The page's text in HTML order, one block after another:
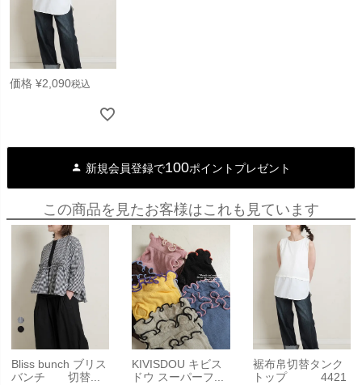
価格 ¥2,090税込
新規会員登録で100ポイントプレゼント
この商品を見たお客様はこれも見ています
Bliss bunch ブリス
バンチ 切替...
KIVISDOU キビス
ドウ スーパーフ...
裾布帛切替タンク
トップ 4421